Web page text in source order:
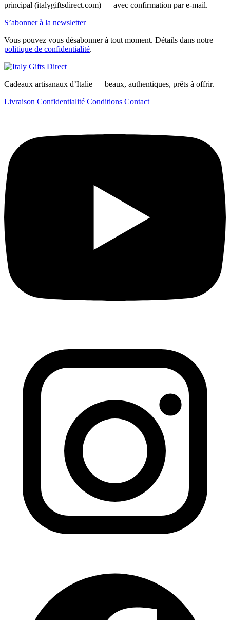
principal (italygiftsdirect.com) — avec confirmation par e-mail.
S’abonner à la newsletter
Vous pouvez vous désabonner à tout moment. Détails dans notre
politique de confidentialité.
Cadeaux artisanaux d’Italie — beaux, authentiques, prêts à offrir.
Livraison Confidentialité Conditions Contact